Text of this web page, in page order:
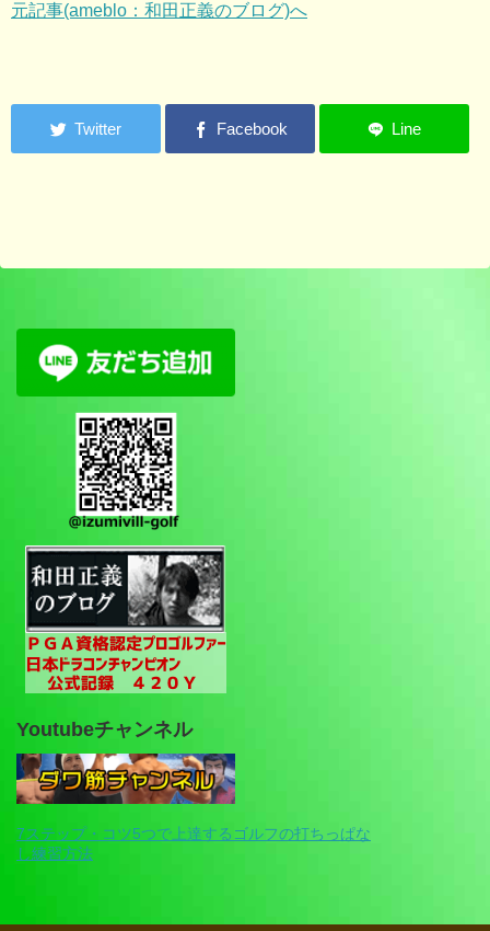
元記事(ameblo：和田正義のブログ)へ
Youtubeチャンネル
7ステップ・コツ5つで上達するゴルフの打ちっぱな
し練習方法